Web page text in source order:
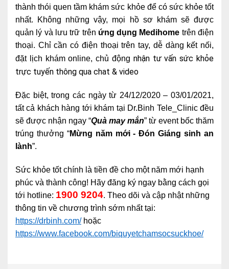
thành thói quen tầm khám sức khỏe để có sức khỏe tốt
nhất. Không những vậy, mọi hồ sơ khám sẽ được
quản lý và lưu trữ trên ứng dụng Medihome trên điện
thoại. Chỉ cần có điện thoại trên tay, dễ dàng kết nối,
đặt lịch khám online, chủ động nhận tư vấn sức khỏe
trực tuyến thông qua chat & video
Đặc biệt, trong các ngày từ 24/12/2020 – 03/01/2021,
tất cả khách hàng tới khám tại Dr.Binh Tele_Clinic đều
sẽ được nhận ngay “Quà may mắn” từ event bốc thăm
trúng thưởng “Mừng năm mới - Đón Giáng sinh an
lành”.
Sức khỏe tốt chính là tiền đề cho một năm mới hạnh
phúc và thành công! Hãy đăng ký ngay bằng cách gọi
tới hotline: 1900 9204. Theo dõi và cập nhật những
thông tin về chương trình sớm nhất tại:
https://drbinh.com/hoặc
https://www.facebook.com/biquyetchamsocsuckhoe/